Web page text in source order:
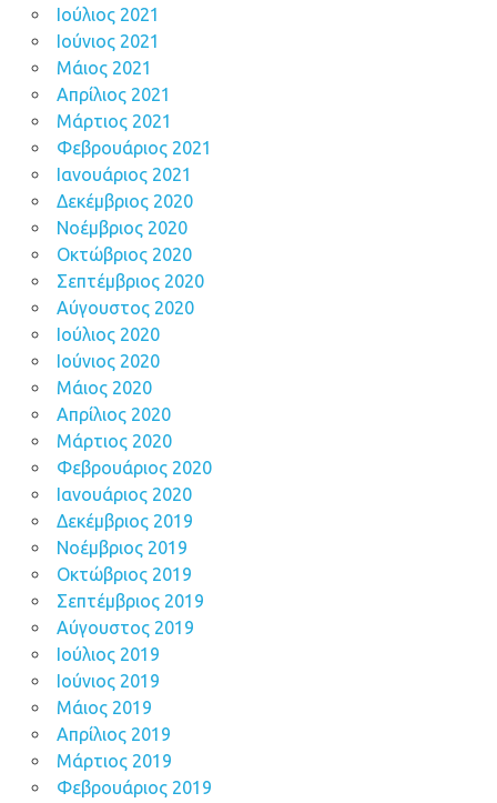
Ιούλιος 2021
Ιούνιος 2021
Μάιος 2021
Απρίλιος 2021
Μάρτιος 2021
Φεβρουάριος 2021
Ιανουάριος 2021
Δεκέμβριος 2020
Νοέμβριος 2020
Οκτώβριος 2020
Σεπτέμβριος 2020
Αύγουστος 2020
Ιούλιος 2020
Ιούνιος 2020
Μάιος 2020
Απρίλιος 2020
Μάρτιος 2020
Φεβρουάριος 2020
Ιανουάριος 2020
Δεκέμβριος 2019
Νοέμβριος 2019
Οκτώβριος 2019
Σεπτέμβριος 2019
Αύγουστος 2019
Ιούλιος 2019
Ιούνιος 2019
Μάιος 2019
Απρίλιος 2019
Μάρτιος 2019
Φεβρουάριος 2019